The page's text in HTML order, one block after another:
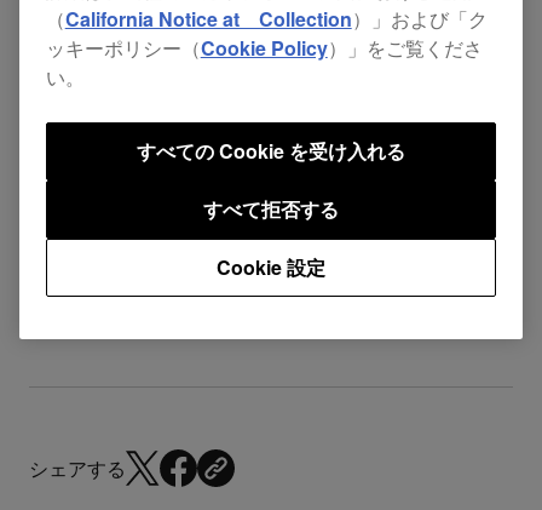
修正。
DJM-S9 ドライバ WINDOWS用VER1.00 / MAC用
VER1.0.1リリース
ソフトウェア＆ファームウェア更新情報
シェアする
（California Notice at Collection）」および「ク
ッキーポリシー（Cookie Policy）」をご覧くださ
い。
Cookie 設定
すべて拒否する
すべての Cookie を受け入れる